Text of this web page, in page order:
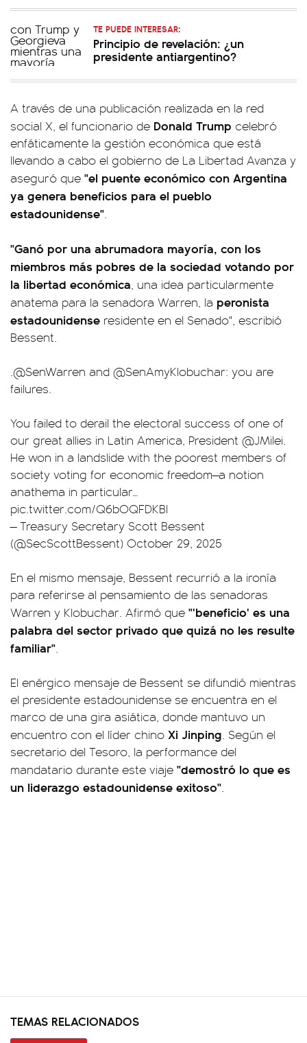
TE PUEDE INTERESAR:
Principio de revelación: ¿un
presidente antiargentino?
A través de una publicación realizada en la red
social X, el funcionario de Donald Trump celebró
enfáticamente la gestión económica que está
llevando a cabo el gobierno de La Libertad Avanza y
aseguró que "el puente económico con Argentina
ya genera beneficios para el pueblo
estadounidense".
"Ganó por una abrumadora mayoría, con los
miembros más pobres de la sociedad votando por
la libertad económica, una idea particularmente
anatema para la senadora Warren, la peronista
estadounidense residente en el Senado", escribió
Bessent.
.@SenWarren and @SenAmyKlobuchar: you are
failures.
You failed to derail the electoral success of one of
our great allies in Latin America, President @JMilei.
He won in a landslide with the poorest members of
society voting for economic freedom—a notion
anathema in particular…
pic.twitter.com/Q6bOQFDKBI
— Treasury Secretary Scott Bessent
(@SecScottBessent) October 29, 2025
En el mismo mensaje, Bessent recurrió a la ironía
para referirse al pensamiento de las senadoras
Warren y Klobuchar. Afirmó que "'beneficio' es una
palabra del sector privado que quizá no les resulte
familiar".
El enérgico mensaje de Bessent se difundió mientras
el presidente estadounidense se encuentra en el
marco de una gira asiática, donde mantuvo un
encuentro con el líder chino Xi Jinping. Según el
secretario del Tesoro, la performance del
mandatario durante este viaje "demostró lo que es
un liderazgo estadounidense exitoso".
TEMAS RELACIONADOS